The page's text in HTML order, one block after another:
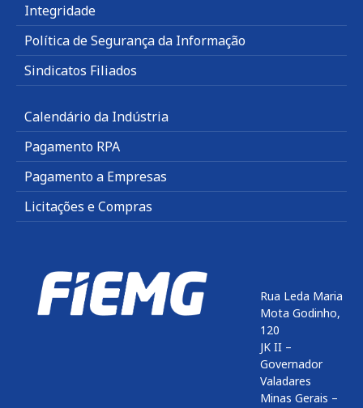
Integridade
Política de Segurança da Informação
Sindicatos Filiados
Calendário da Indústria
Pagamento RPA
Pagamento a Empresas
Licitações e Compras
Rua Leda Maria
Mota Godinho,
120
JK II –
Governador
Valadares
Minas Gerais –